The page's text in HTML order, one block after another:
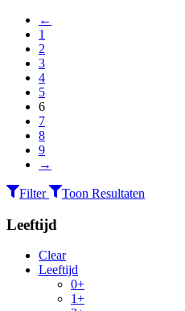
←
1
2
3
4
5
6
7
8
9
→
Filter Toon Resultaten
Leeftijd
Clear
Leeftijd
0+
1+